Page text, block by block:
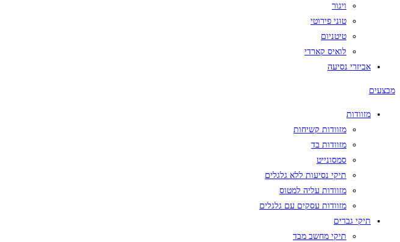
ויגור
טוני פירוטי
טיטניום
לואיס קארדי
אביזרי נסיעה
מבצעים
מזוודות
מזוודות קשיחות
מזוודות בד
סמסונייט
תיקי נסיעות ללא גלגלים
מזוודות עליה למטוס
מזוודות עסקים עם גלגלים
תיקי גברים
תיקי מחשב מבד